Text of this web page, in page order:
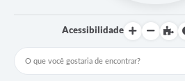
Acessibilidade